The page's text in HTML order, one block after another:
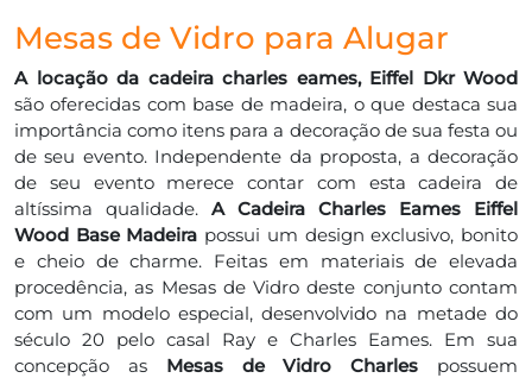
Mesas de Vidro para Alugar
A locação da cadeira charles eames, Eiffel Dkr Wood
são oferecidas com base de madeira, o que destaca sua
importância como itens para a decoração de sua festa ou
de seu evento. Independente da proposta, a decoração
de seu evento merece contar com esta cadeira de
altíssima qualidade. A Cadeira Charles Eames Eiffel
Wood Base Madeira possui um design exclusivo, bonito
e cheio de charme. Feitas em materiais de elevada
procedência, as Mesas de Vidro deste conjunto contam
com um modelo especial, desenvolvido na metade do
século 20 pelo casal Ray e Charles Eames. Em sua
concepção as Mesas de Vidro Charles possuem